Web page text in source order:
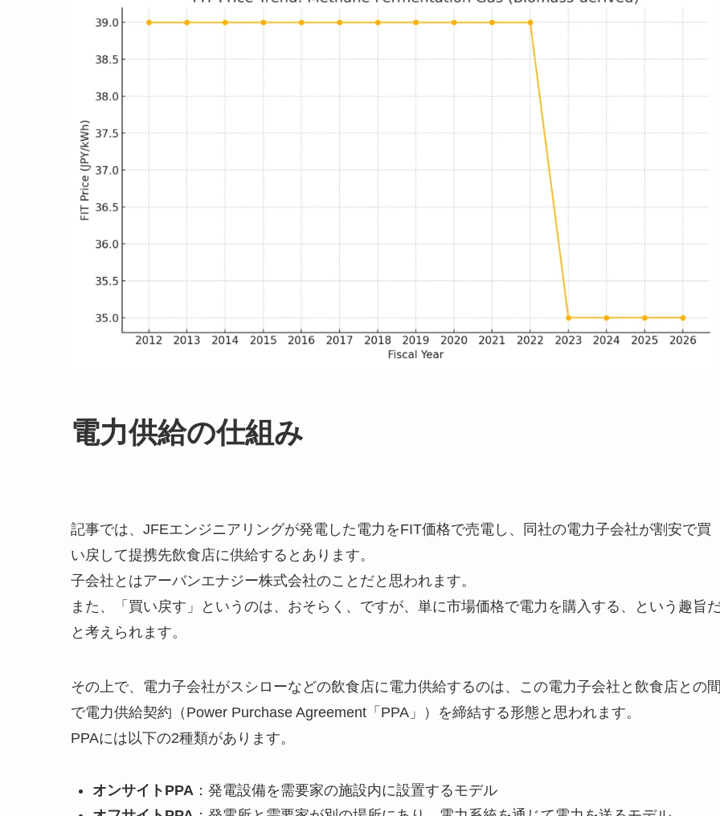
電力供給の仕組み
記事では、JFEエンジニアリングが発電した電力をFIT価格で売電し、同社の電力子会社が割安で買
い戻して提携先飲食店に供給するとあります。
子会社とはアーバンエナジー株式会社のことだと思われます。
また、「買い戻す」というのは、おそらく、ですが、単に市場価格で電力を購入する、という趣旨
と考えられます。
その上で、電力子会社がスシローなどの飲食店に電力供給するのは、この電力子会社と飲食店との
で電力供給契約（Power Purchase Agreement「PPA」）を締結する形態と思われます。
PPAには以下の2種類があります。
オンサイトPPA ：発電設備を需要家の施設内に設置するモデル